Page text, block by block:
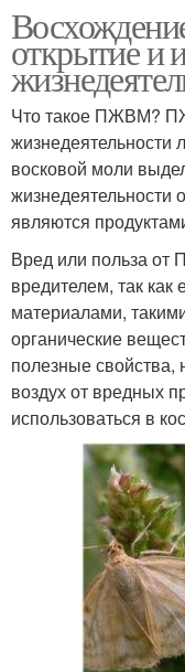
открытие и
Что такое ПЖВМ?
жизнедеятельности
восковой моли
жизнедеятельности
являются
Вред или польза от
вредителем, так
материалами,
органические
полезные
воздух от вредных
использоваться в